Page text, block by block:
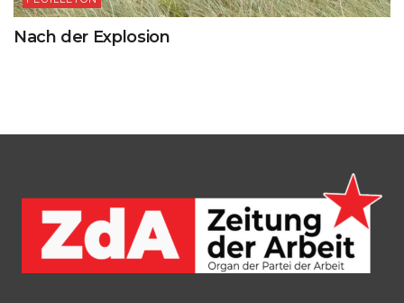
Nach der Explosion